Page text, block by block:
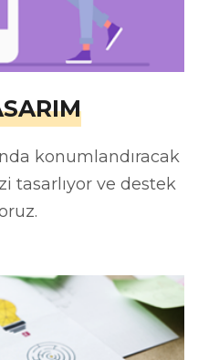
konumlandıracak
tasarlıyor ve destek